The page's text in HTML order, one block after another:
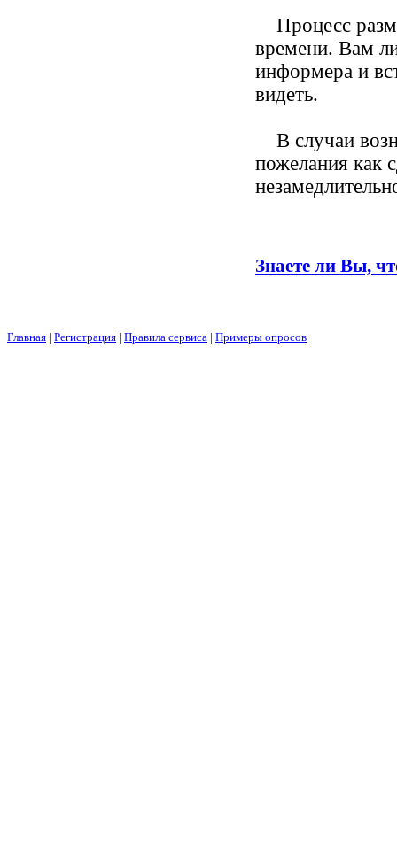
Процесс
времени. Вам
информера и
видеть.
В случаи
пожелания как
Знаете ли Вы,
Главная | Регистрация | Правила сервиса | Примеры опросов